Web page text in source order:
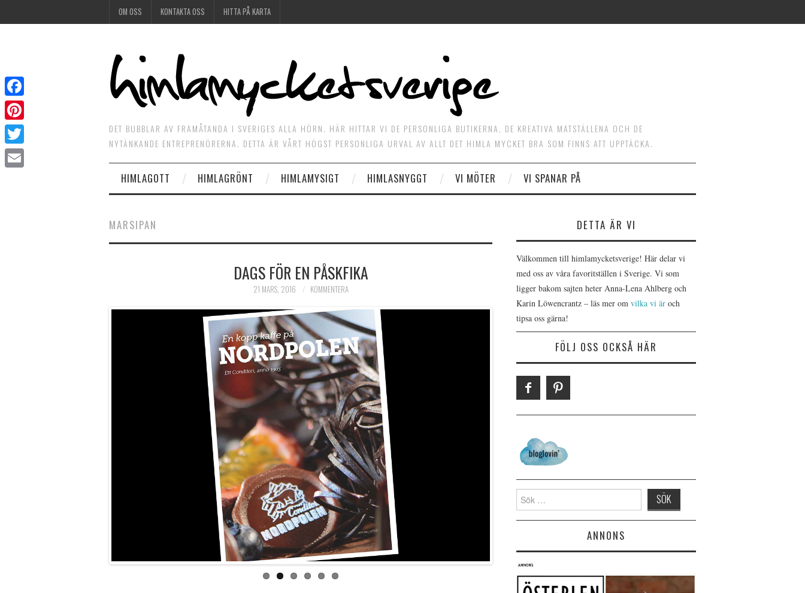
OM OSS KONTAKTA OSS HITTA PÅ KARTA
DET BUBBLAR AV FRAMÅTANDA I SVERIGES ALLA HÖRN. HÄR HITTAR VI DE PERSONLIGA BUTIKERNA, DE KREATIVA MATSTÄLLENA OCH DE
NYTÄNKANDE ENTREPRENÖRERNA. DETTA ÄR VÅRT HÖGST PERSONLIGA URVAL AV ALLT DET HIMLA MYCKET BRA SOM FINNS ATT UPPTÄCKA.
HIMLAGOTT HIMLAGRÖNT HIMLAMYSIGT HIMLASNYGGT VI MÖTER VI SPANAR PÅ
MARSIPAN
DAGS FÖR EN PÅSKFIKA
21 MARS, 2016 KOMMENTERA
DETTA ÄR VI
Välkommen till himlamycketsverige! Här delar vi
med oss av våra favoritställen i Sverige. Vi som
ligger bakom sajten heter Anna-Lena Ahlberg och
Karin Löwencrantz – läs mer om vilka vi är och
tipsa oss gärna!
FÖLJ OSS OCKSÅ HÄR
Search for:
ANNONS
Facebook
Pinterest
Twitter